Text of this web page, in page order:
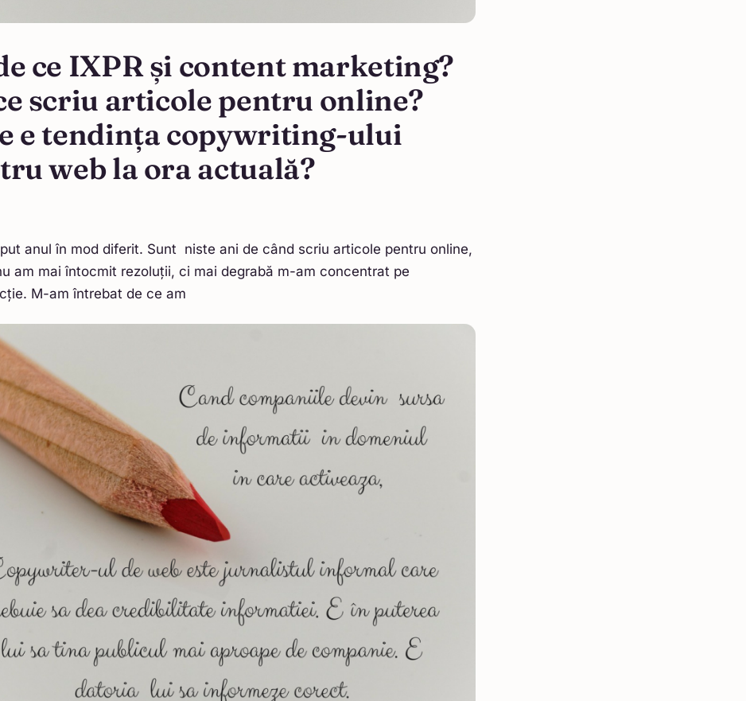
ce IXPR și content marketing?
scriu articole pentru online?
e tendința copywriting-ului
web la ora actuală?
anul în mod diferit. Sunt niste ani de când scriu articole pentru online,
am mai întocmit rezoluții, ci mai degrabă m-am concentrat pe
M-am întrebat de ce am